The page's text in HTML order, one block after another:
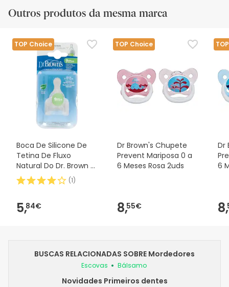
Outros produtos da mesma marca
TOP Choice
Boca De Silicone De
Tetina De Fluxo
Natural Do Dr. Brown E
Padrão 2uds
(1)
5,84€
TOP Choice
Dr Brown's Chupete
Prevent Mariposa 0 a
6 Meses Rosa 2uds
8,55€
Dr
6
8,
BUSCAS RELACIONADAS SOBRE Mordedores
Escovas Bálsamo
Novidades Primeiros dentes